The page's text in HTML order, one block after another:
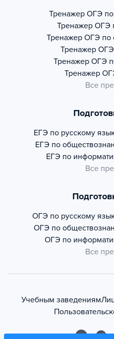
Тренажер ОГЭ по
Тренажер ОГЭ
Тренажер ОГЭ по
Тренажер ОГЭ
Тренажер ОГЭ
Тренажер
Все
ЕГЭ по русскому
ЕГЭ по
ЕГЭ по
Все
ОГЭ по русскому
ОГЭ по
ОГЭ по
Все
Учебным заведениям